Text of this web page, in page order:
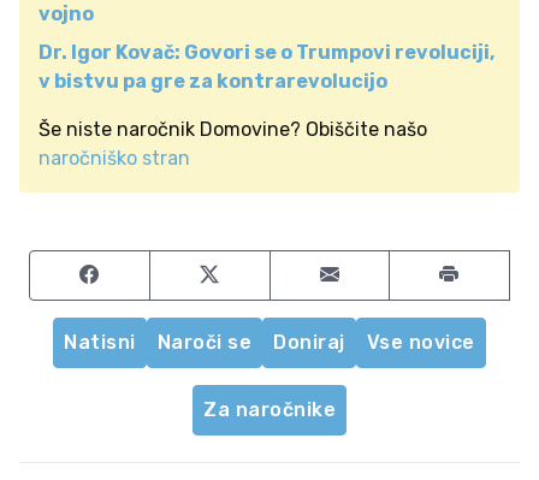
vojno
Dr. Igor Kovač: Govori se o Trumpovi revoluciji,
v bistvu pa gre za kontrarevolucijo
Še niste naročnik Domovine? Obiščite našo
naročniško stran
Share on FacebookShare on TwitterShare by email
Natisni Naroči se Doniraj Vse novice
Za naročnike